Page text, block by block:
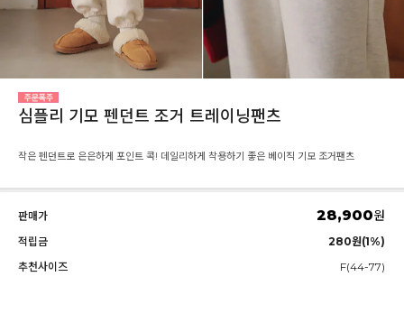
심플리 기모 펜던트 조거 트레이닝팬츠
작은 펜던트로 은은하게 포인트 콕! 데일리하게 착용하기 좋은 베이직 기모 조거팬츠
판매가 28,900원
적립금
280원(1%)
추천사이즈
F(44-77)